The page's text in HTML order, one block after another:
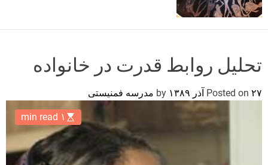
e
تحلیل روابط قدرت در خانواده
Posted on ۲۷ آذر ۱۳۸۹ مدرسه فمنیستی
۱ min read